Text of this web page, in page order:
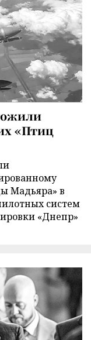
«Птиц
Мадьяра» в
систем
«Днепр»